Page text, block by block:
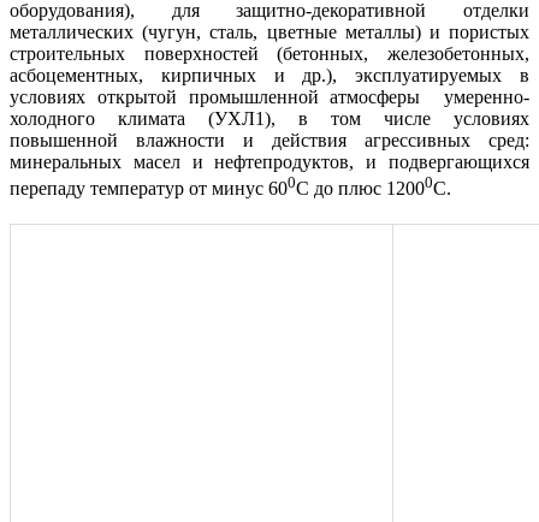
оборудования), для защитно-декоративной отделки
металлических (чугун, сталь, цветные металлы) и пористых
строительных поверхностей (бетонных, железобетонных,
асбоцементных, кирпичных и др.), эксплуатируемых в
условиях открытой промышленной атмосферы умеренно-
холодного климата (УХЛ1), в том числе условиях
повышенной влажности и действия агрессивных сред:
минеральных масел и нефтепродуктов, и подвергающихся
перепаду температур от минус 600С до плюс 12000С.